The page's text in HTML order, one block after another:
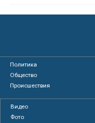
Политика
Общество
Происшествия
Видео
Фото